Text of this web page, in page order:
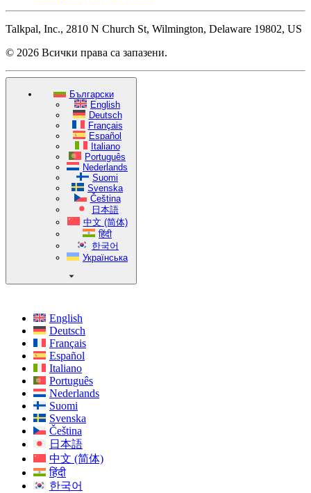
Talkpal, Inc., 2810 N Church St, Wilmington, Delaware 19802, US
© 2026 Всички права са запазени.
Български
English
Deutsch
Français
Español
Italiano
Português
Nederlands
Suomi
Svenska
Čeština
日本語
中文 (简体)
हिंदी
한국어
Українська
English
Deutsch
Français
Español
Italiano
Português
Nederlands
Suomi
Svenska
Čeština
日本語
中文 (简体)
हिंदी
한국어